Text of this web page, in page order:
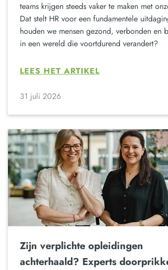
teams krijgen steeds vaker te maken met
Dat stelt HR voor een fundamentele
houden we mensen gezond, verbonden en
in een wereld die voortdurend verandert?
LEES HET ARTIKEL
31 juli 2026
Zijn verplichte opleidingen
achterhaald? Experts